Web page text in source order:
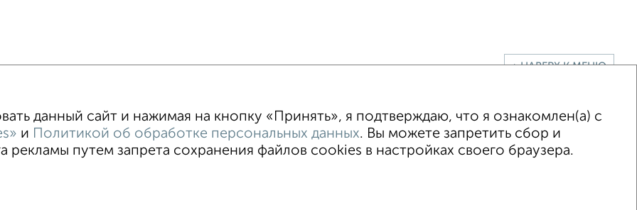
↑ НАВЕРХ К МЕНЮ
Машиноместа в паркинге Без посредников
соглашение Томск, проспект Кирова 54 © 2015–2026 Сайт-доска объявлений недвижимости
данный сайт и нажимая на кнопку «Принять», я подтверждаю, что я ознакомлен(а) с
и Политикой об обработке персональных данных. Вы можете запретить сбор и
рекламы путем запрета сохранения файлов cookies в настройках своего браузера.